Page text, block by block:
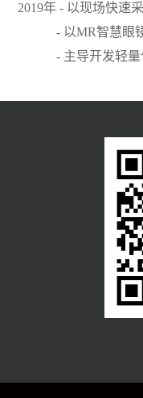
2019年 - 以现场快速
- 以MR智慧眼镜
- 主导开发轻量化